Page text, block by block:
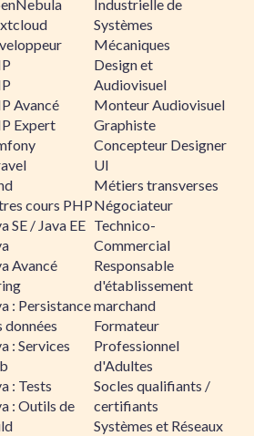
Avancé
Expert
cours PHP
SE / Java EE
Avancé
: Persistance
données
: Services
: Tests
: Outils de
Industrielle de
Systèmes
Mécaniques
Design et
Audiovisuel
Monteur Audiovisuel
Graphiste
Concepteur Designer
UI
Métiers transverses
Négociateur
Technico-
Commercial
Responsable
d'établissement
marchand
Formateur
Professionnel
d'Adultes
Socles qualifiants /
certifiants
Systèmes et Réseaux